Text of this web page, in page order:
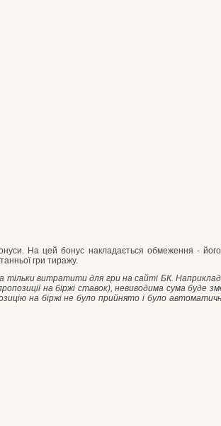
На цей бонус накладається обмеження - його
гри тиражу.
тільки витратити для гри на сайті БК.
на біржі ставок), невиводима сума буде
на біржі не було прийнято і було